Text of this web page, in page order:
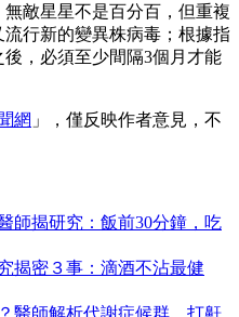
敵星星不是百分百，但重複
行新的變異株病毒；根據指
，必須至少間隔3個月才能
網 」，僅反映作者意見，不
師揭研究：飯前30分鐘，吃
揭密３事：滴酒不沾最健
醫師解析代謝症候群、打鼾